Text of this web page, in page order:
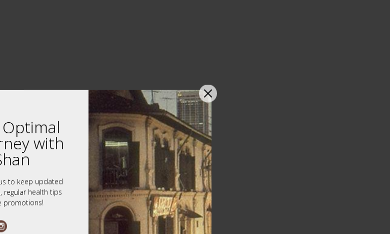
with
to keep updated
regular health tips
promotions!